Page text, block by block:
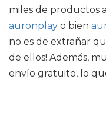
miles de productos
auronplay o bien
no es de extrañar
de ellos! Además,
envío gratuito, lo